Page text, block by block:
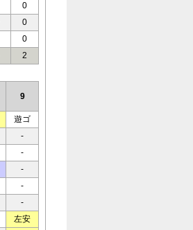
0
0
0
2
9
遊ゴ
-
-
-
-
-
左安